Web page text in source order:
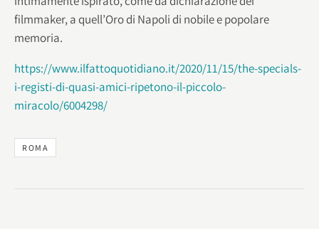
filmmaker, a quell’Oro di Napoli di nobile e popolare
memoria.
https://www.ilfattoquotidiano.it/2020/11/15/the-specials-
i-registi-di-quasi-amici-ripetono-il-piccolo-
miracolo/6004298/
ROMA